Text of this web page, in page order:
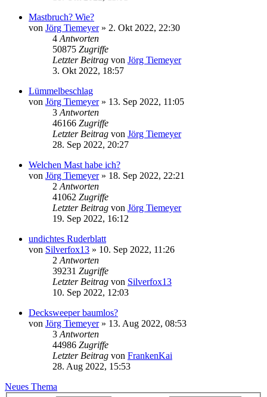
Mastbruch? Wie?
von Jörg Tiemeyer» 2. Okt 2022, 22:30
4 Antworten
50875 Zugriffe
Letzter Beitrag von Jörg Tiemeyer
3. Okt 2022, 18:57
Lümmelbeschlag
von Jörg Tiemeyer» 13. Sep 2022, 11:05
3 Antworten
46166 Zugriffe
Letzter Beitrag von Jörg Tiemeyer
28. Sep 2022, 20:27
Welchen Mast habe ich?
von Jörg Tiemeyer» 18. Sep 2022, 22:21
2 Antworten
41062 Zugriffe
Letzter Beitrag von Jörg Tiemeyer
19. Sep 2022, 16:12
undichtes Ruderblatt
von Silverfox13 » 10. Sep 2022, 11:26
2 Antworten
39231 Zugriffe
Letzter Beitrag von Silverfox13
10. Sep 2022, 12:03
Decksweeper baumlos?
von Jörg Tiemeyer» 13. Aug 2022, 08:53
3 Antworten
44986 Zugriffe
Letzter Beitrag von FrankenKai
28. Aug 2022, 15:53
Neues Thema